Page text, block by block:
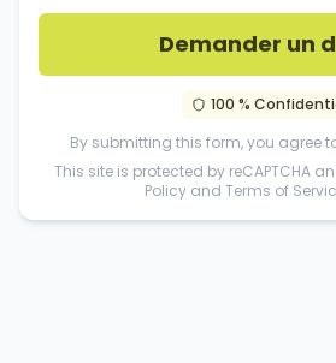
Demander un
100 %
By submitting this form, you agree
This site is protected by reCAPTCHA
Policy and Terms of